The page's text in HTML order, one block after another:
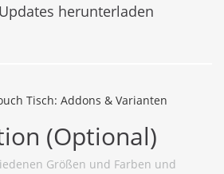
herunterladen
(Optional)
Größen und Farben und